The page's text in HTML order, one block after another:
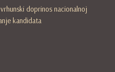
doprinos nacionalnoj
kandidata